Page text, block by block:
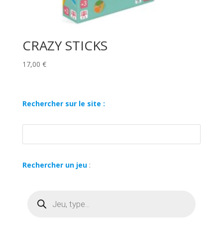
CRAZY STICKS
17,00 €
Rechercher sur le site :
Rechercher un jeu:
produits